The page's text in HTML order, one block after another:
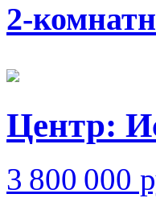
2-
Центр:
3 800 000